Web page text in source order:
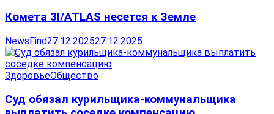
Комета 3I/ATLAS несется к Земле
NewsFind27.12.202527.12.2025
ЗдоровьеОбщество
Суд обязал курильщика-коммунальщика